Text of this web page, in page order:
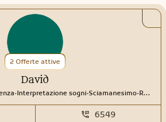
2 Offerte attive
David
.Interpretazione sogni.Sciamanesimo.Rune
6549